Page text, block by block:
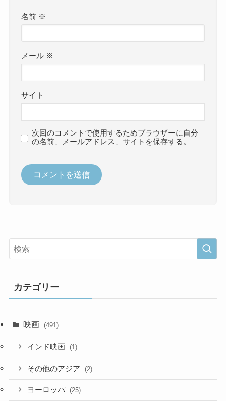
名前 ※
メール ※
サイト
次回のコメントで使用するためブラウザーに自分
の名前、メールアドレス、サイトを保存する。
カテゴリー
映画 (491)
インド映画 (1)
その他のアジア (2)
ヨーロッパ (25)